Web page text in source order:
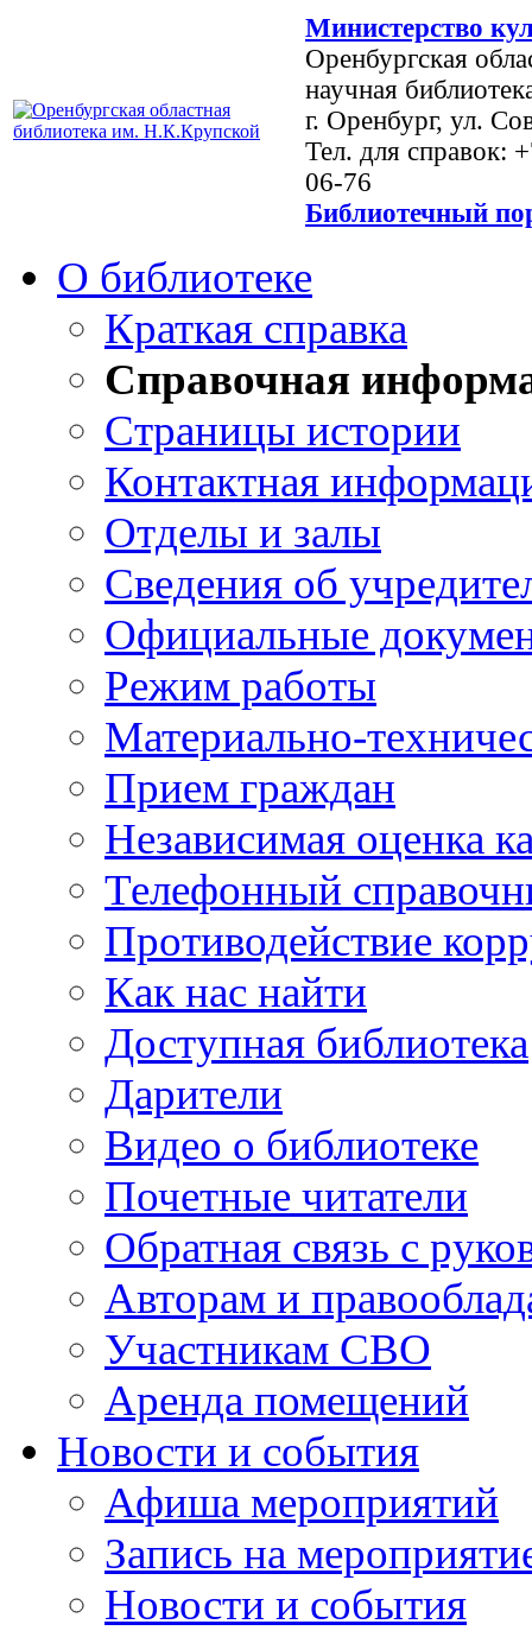
Министерство
Оренбургская
научная
г. Оренбург, ул.
Тел. для справок:
06-76
Библиотечный
О библиотеке
Краткая справка
Справочная
Страницы истории
Контактная
Отделы и залы
Сведения об
Официальные
Режим работы
Материально-
Прием граждан
Независимая оценка
Телефонный
Противодействие
Как нас найти
Доступная библиотека
Дарители
Видео о библиотеке
Почетные читатели
Обратная связь с
Авторам и
Участникам СВО
Аренда помещений
Новости и события
Афиша мероприятий
Запись на
Новости и события